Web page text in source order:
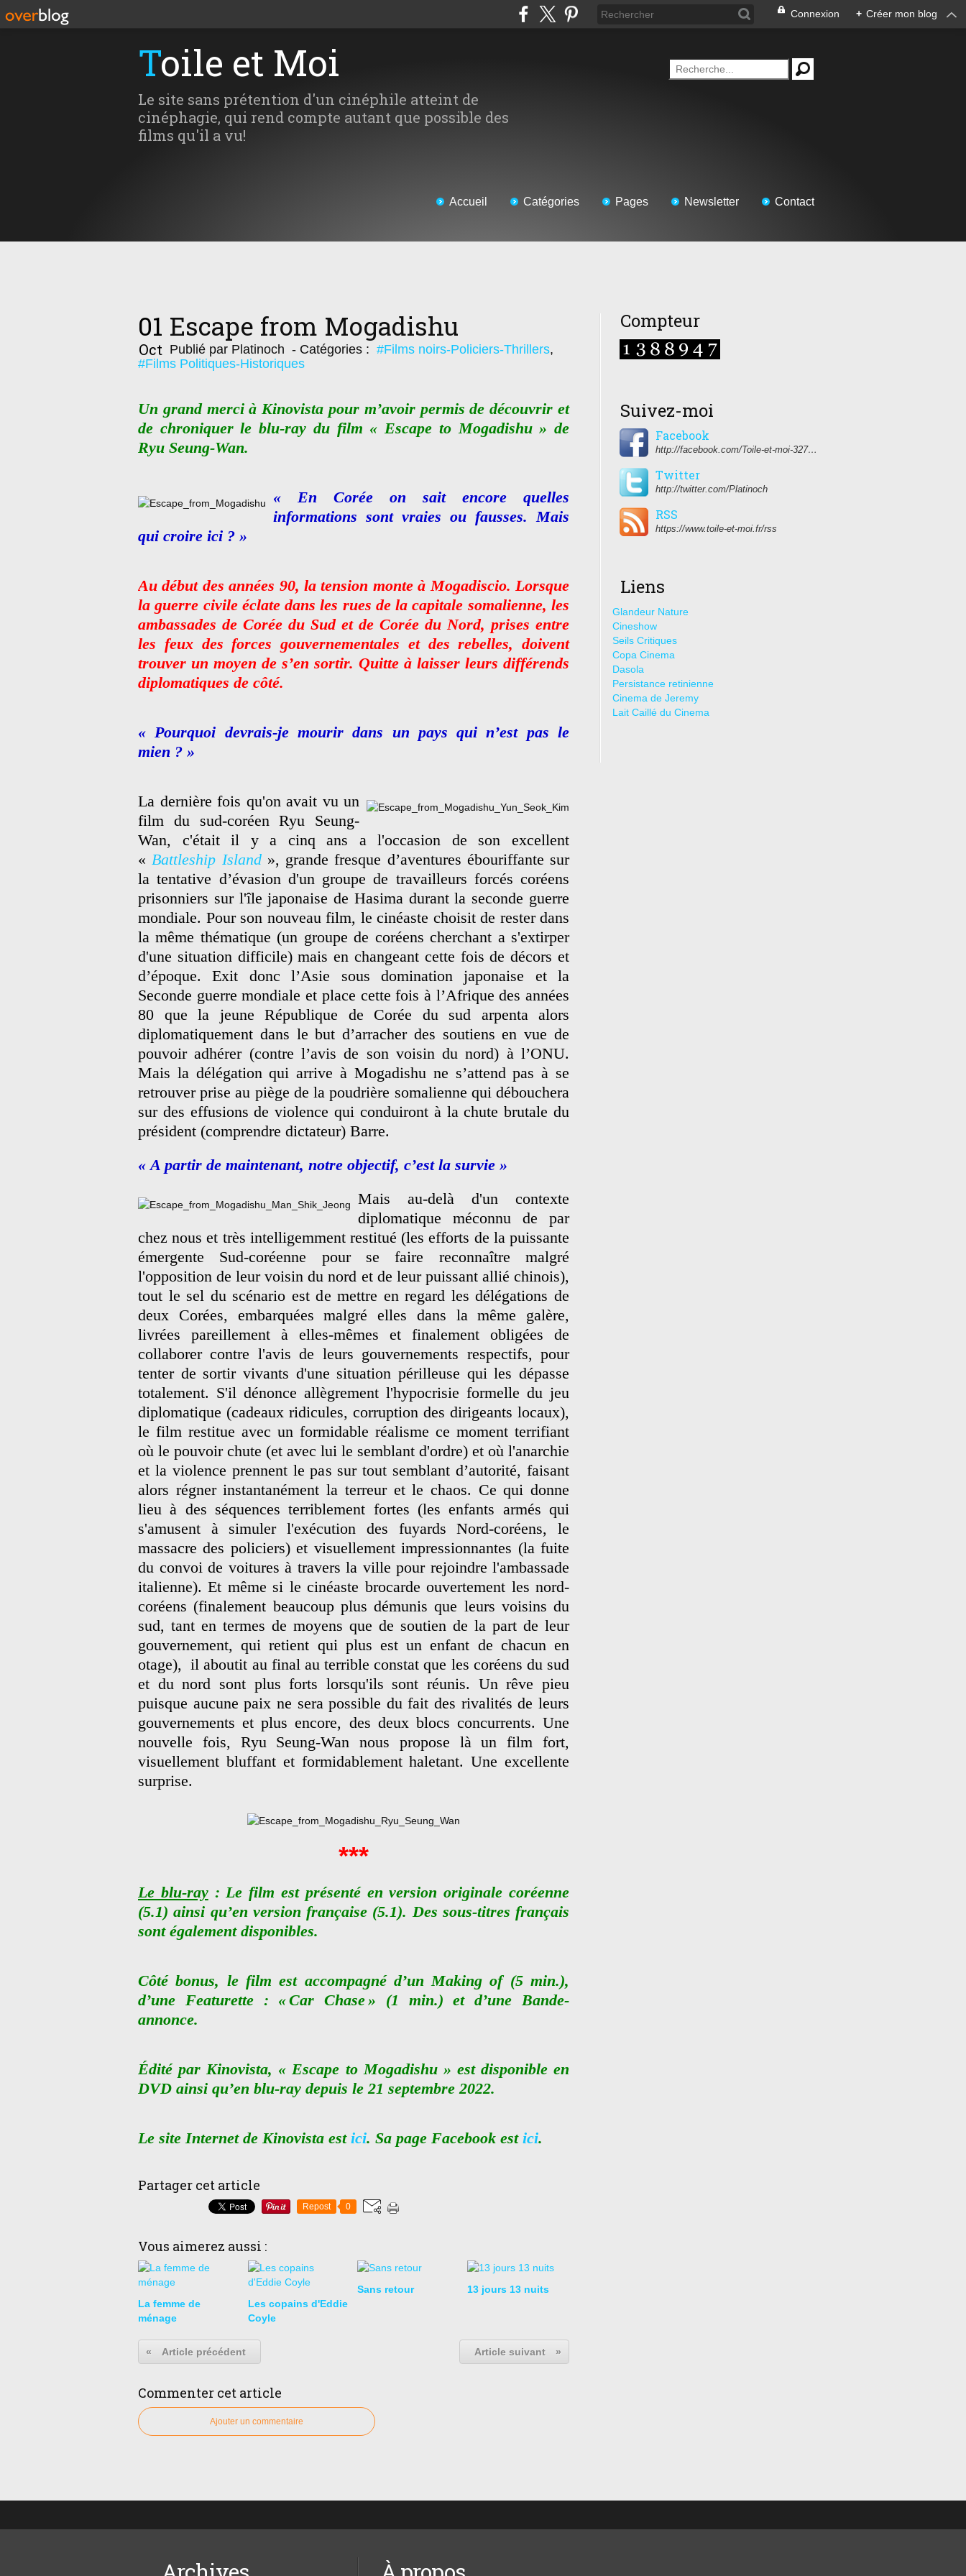
Connexion + Créer mon blog
Toile et Moi
Le site sans prétention d'un cinéphile atteint de
cinéphagie, qui rend compte autant que possible des
films qu'il a vu!
Accueil Catégories Pages Newsletter Contact
01
Oct
Escape from Mogadishu
Publié par Platinoch - Catégories : #Films noirs-Policiers-Thrillers,
#Films Politiques-Historiques
Un grand merci à Kinovista pour m’avoir permis de découvrir et
de chroniquer le blu-ray du film « Escape to Mogadishu » de
Ryu Seung-Wan.
« En Corée on sait encore quelles
informations sont vraies ou fausses. Mais
qui croire ici ? »
Au début des années 90, la tension monte à Mogadiscio. Lorsque
la guerre civile éclate dans les rues de la capitale somalienne, les
ambassades de Corée du Sud et de Corée du Nord, prises entre
les feux des forces gouvernementales et des rebelles, doivent
trouver un moyen de s’en sortir. Quitte à laisser leurs différends
diplomatiques de côté.
« Pourquoi devrais-je mourir dans un pays qui n’est pas le
mien ? »
La dernière fois qu'on avait vu un
film du sud-coréenRyu Seung-
Wan, c'était il y a cinq ans a l'occasion de son excellent
«Battleship Island», grande fresque d’aventures ébouriffante sur
la tentative d’évasion d'un groupe de travailleurs forcés coréens
prisonniers sur l'île japonaise de Hasima durant la seconde guerre
mondiale. Pour son nouveau film, le cinéaste choisit de rester dans
la même thématique (un groupe de coréens cherchant a s'extirper
d'une situation difficile) mais en changeant cette fois de décors et
d’époque. Exit donc l’Asie sous domination japonaise et la
Seconde guerre mondiale et place cette fois à l’Afrique des années
80 que la jeune République de Corée du sud arpenta alors
diplomatiquement dans le but d’arracher des soutiens en vue de
pouvoir adhérer (contre l’avis de son voisin du nord) à l’ONU.
Mais la délégation qui arrive à Mogadishu ne s’attend pas à se
retrouver prise au piège de la poudrière somalienne qui débouchera
sur des effusions de violence qui conduiront à la chute brutale du
président (comprendre dictateur) Barre.
« A partir de maintenant, notre objectif, c’est la survie »
Mais au-delà d'un contexte
diplomatique méconnu de par
chez nous et très intelligemment restitué (les efforts de la puissante
émergente Sud-coréenne pour se faire reconnaître malgré
l'opposition de leur voisin du nord et de leur puissant allié chinois),
tout le sel du scénario est de mettre en regard les délégations de
deux Corées, embarquées malgré elles dans la même galère,
livrées pareillement à elles-mêmes et finalement obligées de
collaborer contre l'avis de leurs gouvernements respectifs, pour
tenter de sortir vivants d'une situation périlleuse qui les dépasse
totalement. S'il dénonce allègrement l'hypocrisie formelle du jeu
diplomatique (cadeaux ridicules, corruption des dirigeants locaux),
le film restitue avec un formidable réalisme ce moment terrifiant
où le pouvoir chute (et avec lui le semblant d'ordre) et où l'anarchie
et la violence prennent le pas sur tout semblant d’autorité, faisant
alors régner instantanément la terreur et le chaos. Ce qui donne
lieu à des séquences terriblement fortes (les enfants armés qui
s'amusent à simuler l'exécution des fuyards Nord-coréens, le
massacre des policiers) et visuellement impressionnantes (la fuite
du convoi de voitures à travers la ville pour rejoindre l'ambassade
italienne). Et même si le cinéaste brocarde ouvertement les nord-
coréens (finalement beaucoup plus démunis que leurs voisins du
sud, tant en termes de moyens que de soutien de la part de leur
gouvernement, qui retient qui plus est un enfant de chacun en
otage), il aboutit au final au terrible constat que les coréens du sud
et du nord sont plus forts lorsqu'ils sont réunis. Un rêve pieu
puisque aucune paix ne sera possible du fait des rivalités de leurs
gouvernements et plus encore, des deux blocs concurrents. Une
nouvelle fois, Ryu Seung-Wan nous propose là un film fort,
visuellement bluffant et formidablement haletant. Une excellente
surprise.
***
Le blu-ray: Le film est présenté en version originale coréenne
(5.1) ainsi qu’en version française (5.1). Des sous-titres français
sont également disponibles.
Côté bonus, le film est accompagné d’un Making of (5 min.),
d’une Featurette : « Car Chase » (1 min.) et d’une Bande-
annonce.
Édité par Kinovista, « Escape to Mogadishu » est disponible en
DVD ainsi qu’en blu-ray depuis le 21 septembre 2022.
Le site Internet de Kinovista est ici. Sa page Facebook est ici.
Partager cet article
Repost 0
Vous aimerez aussi :
La femme de
ménage
Les copains d'Eddie
Coyle
Sans retour 13 jours 13 nuits
« Article précédent Article suivant »
Commenter cet article
Ajouter un commentaire
Compteur
Suivez-moi
Facebook
http://facebook.com/Toile-et-moi-327459350627274/
Twitter
http://twitter.com/Platinoch
RSS
https://www.toile-et-moi.fr/rss
Liens
Glandeur Nature
Cineshow
Seils Critiques
Copa Cinema
Dasola
Persistance retinienne
Cinema de Jeremy
Lait Caillé du Cinema